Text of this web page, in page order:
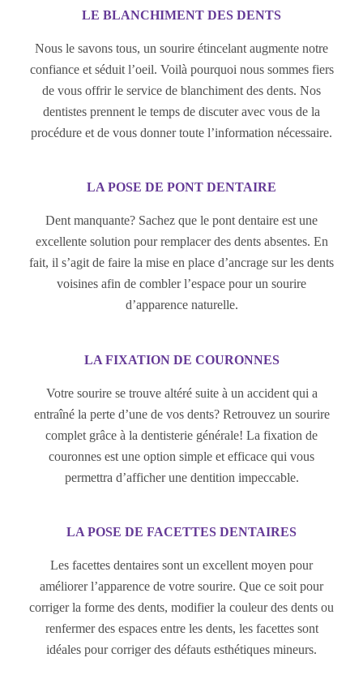
LE BLANCHIMENT DES DENTS
Nous le savons tous, un sourire étincelant augmente notre
confiance et séduit l’oeil. Voilà pourquoi nous sommes fiers
de vous offrir le service de blanchiment des dents. Nos
dentistes prennent le temps de discuter avec vous de la
procédure et de vous donner toute l’information nécessaire.
LA POSE DE PONT DENTAIRE
Dent manquante? Sachez que le pont dentaire est une
excellente solution pour remplacer des dents absentes. En
fait, il s’agit de faire la mise en place d’ancrage sur les dents
voisines afin de combler l’espace pour un sourire
d’apparence naturelle.
LA FIXATION DE COURONNES
Votre sourire se trouve altéré suite à un accident qui a
entraîné la perte d’une de vos dents? Retrouvez un sourire
complet grâce à la dentisterie générale! La fixation de
couronnes est une option simple et efficace qui vous
permettra d’afficher une dentition impeccable.
LA POSE DE FACETTES DENTAIRES
Les facettes dentaires sont un excellent moyen pour
améliorer l’apparence de votre sourire. Que ce soit pour
corriger la forme des dents, modifier la couleur des dents ou
renfermer des espaces entre les dents, les facettes sont
idéales pour corriger des défauts esthétiques mineurs.